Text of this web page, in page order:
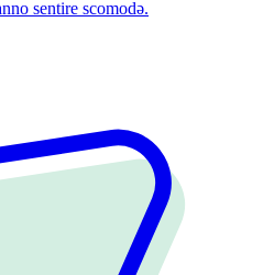
sentire scomodǝ.